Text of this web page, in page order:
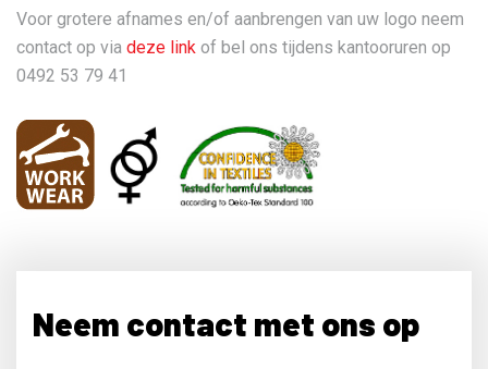
Voor grotere afnames en/of aanbrengen van uw logo neem
contact op via deze link of bel ons tijdens kantooruren op
0492 53 79 41
Neem contact met ons op